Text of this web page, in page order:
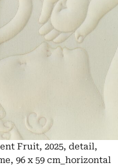
Fruit, 2025, detail,
96 x 59 cm_horizontal